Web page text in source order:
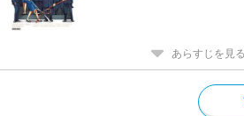
あらすじを見る